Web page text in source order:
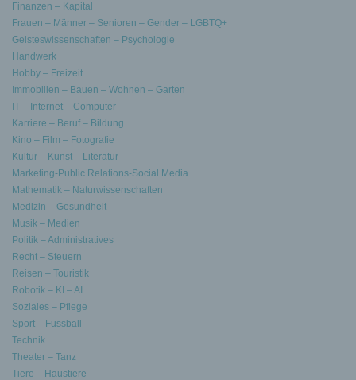
Finanzen – Kapital
Frauen – Männer – Senioren – Gender – LGBTQ+
Geisteswissenschaften – Psychologie
Handwerk
Hobby – Freizeit
Immobilien – Bauen – Wohnen – Garten
IT – Internet – Computer
Karriere – Beruf – Bildung
Kino – Film – Fotografie
Kultur – Kunst – Literatur
Marketing-Public Relations-Social Media
Mathematik – Naturwissenschaften
Medizin – Gesundheit
Musik – Medien
Politik – Administratives
Recht – Steuern
Reisen – Touristik
Robotik – KI – AI
Soziales – Pflege
Sport – Fussball
Technik
Theater – Tanz
Tiere – Haustiere